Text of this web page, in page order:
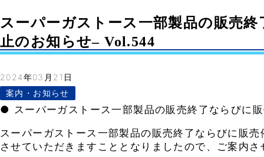
スーパーガストース一部製品の販売
止のお知らせ– Vol.544
2024年03月21日
案内・お知らせ
● スーパーガストース一部製品の販売終了ならびに
スーパーガストース一部製品の販売終了ならびに販売
させていただきますこととなりましたので、ご案内